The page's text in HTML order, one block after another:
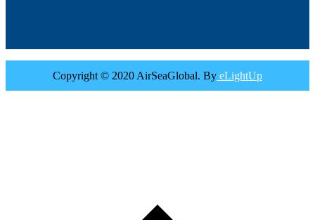
Copyright © 2020 AirSeaGlobal. By eLightUp